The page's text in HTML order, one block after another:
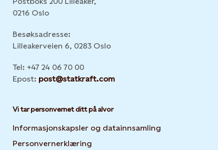
0216 Oslo
Besøksadresse:
Lilleakerveien 6, 0283 Oslo
Tel: +47 24 06 70 00
Epost: post@statkraft.com
Vi tar personvernet ditt på alvor
Informasjonskapsler og datainnsamling
Personvernerklæring